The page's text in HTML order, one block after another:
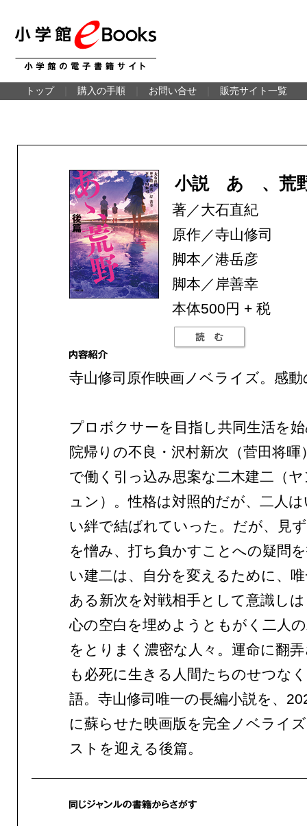
トップ 購入の手順 お問い合せ 販売サイト一覧
小説 あゝ、荒
著／大石直紀
原作／寺山修司
脚本／港岳彦
脚本／岸善幸
本体500円 + 税
寺山修司原作映画ノベライズ。感
プロボクサーを目指し共同生活を
院帰りの不良・沢村新次（菅田将暉
で働く引っ込み思案な二木建二（
ュン）。性格は対照的だが、二人
い絆で結ばれていった。だが、見
を憎み、打ち負かすことへの疑問
い建二は、自分を変えるために、
ある新次を対戦相手として意識し
心の空白を埋めようともがく二人
をとりまく濃密な人々。運命に翻
も必死に生きる人間たちのせつな
語。寺山修司唯一の長編小説を、
に蘇らせた映画版を完全ノベライ
ストを迎える後篇。